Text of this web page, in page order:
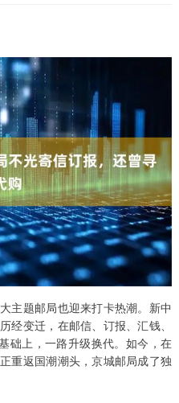
主题邮局也迎来打卡热潮。新中
经变迁，在邮信、订报、汇钱、
础上，一路升级换代。如今，在
重返国潮潮头，京城邮局成了独